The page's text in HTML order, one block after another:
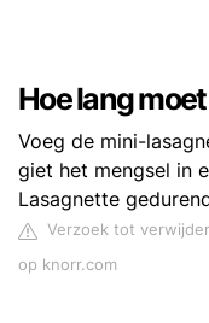
Hoe lang
Voeg de mini-
giet het mengsel in
Lasagnette
Verzoek tot
op knorr.com